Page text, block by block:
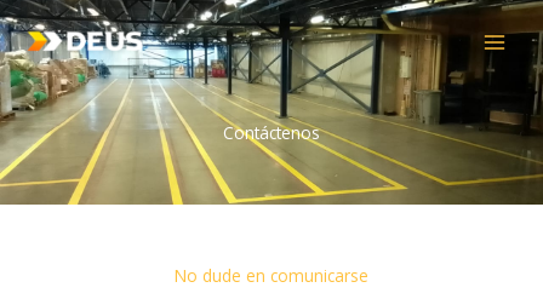
Ir
al
contenido
Contáctenos
No dude en comunicarse